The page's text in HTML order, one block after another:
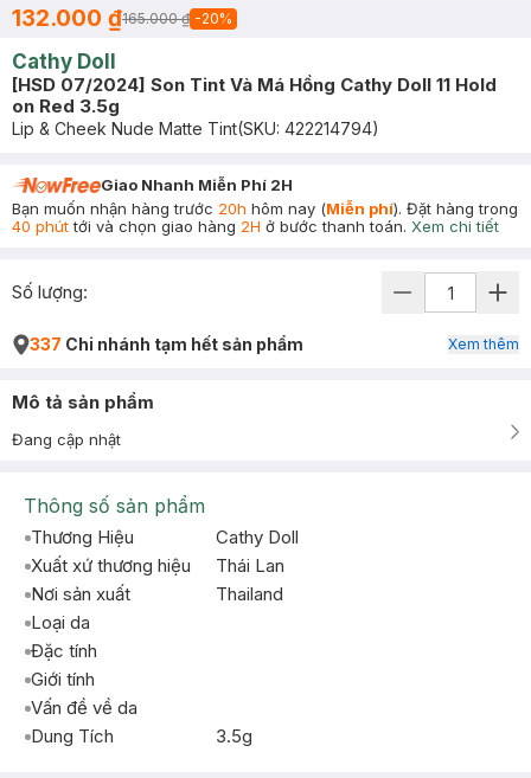
132.000 ₫165.000 ₫ -20%
Cathy Doll
[HSD 07/2024] Son Tint Và Má Hồng Cathy Doll 11 Hold
on Red 3.5g
Lip & Cheek Nude Matte Tint(SKU: 422214794)
Giao Nhanh Miễn Phí 2H
Bạn muốn nhận hàng trước 20h hôm nay (Miễn phí). Đặt hàng trong
40 phúttới và chọn giao hàng 2H ở bước thanh toán. Xem chi tiết
Số lượng:
337 Chi nhánh tạm hết sản phẩm Xem thêm
Mô tả sản phẩm
Đang cập nhật
Thông số sản phẩm
Thương Hiệu
Cathy Doll
Xuất xứ thương hiệu
Thái Lan
Nơi sản xuất
Thailand
Loại da
Đặc tính
Giới tính
Vấn đề về da
Dung Tích
3.5g